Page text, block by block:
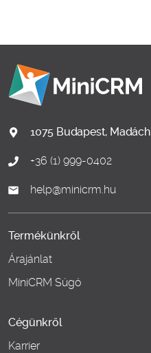
1075 Budapest,
+36 (1) 999-0402
help@minicrm.hu
Termékünkről
Árajánlat
MiniCRM Súgó
Cégünkről
Karrier